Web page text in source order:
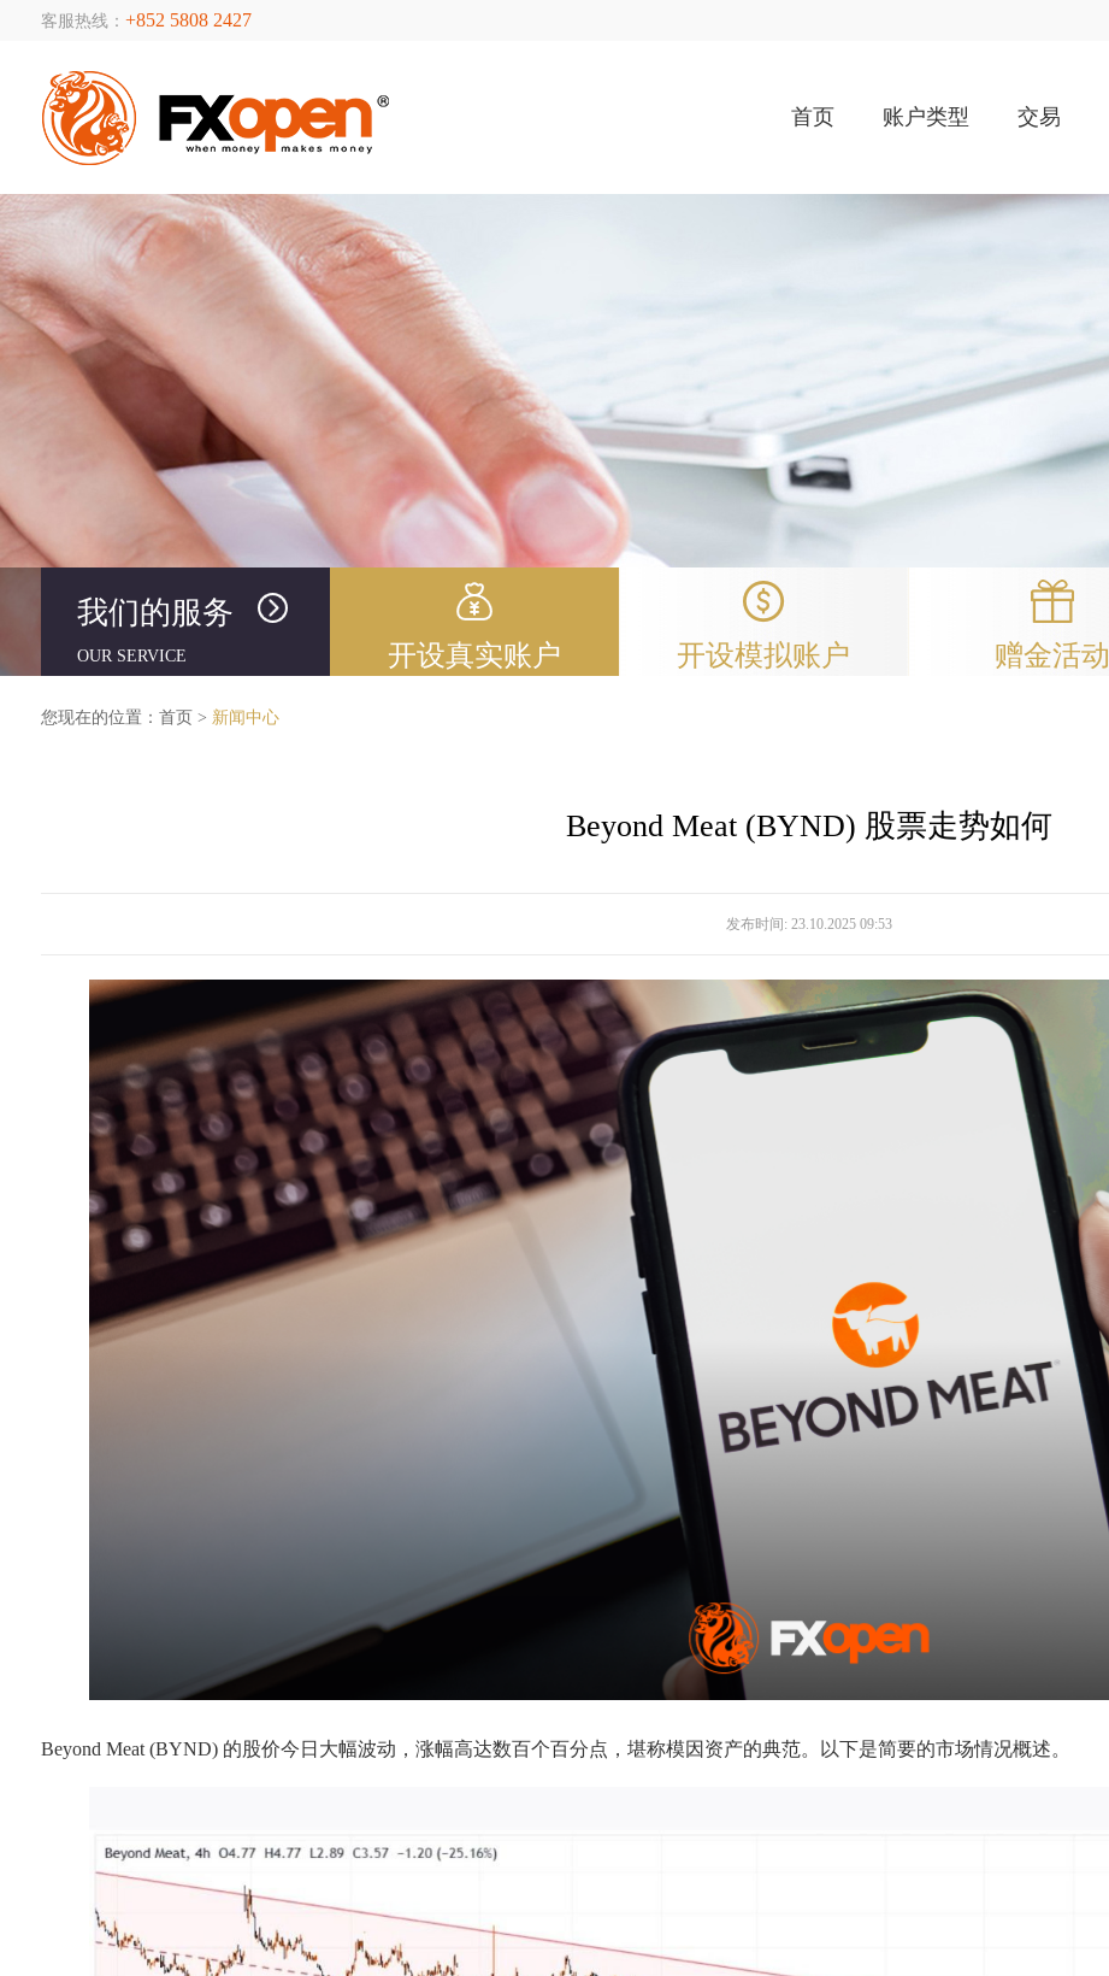
客服热线： +852 5808 2427
首页 账户类型 交易
我们的服务
OUR SERVICE 开设真实账户 开设模拟账户 赠金活动
您现在的位置： 首页 > 新闻中心
Beyond Meat (BYND) 股票走势如何
发布时间: 23.10.2025 09:53
Beyond Meat (BYND) 的股价今日大幅波动，涨幅高达数百个百分点，堪称模因资产的典范。以下是简要的市场情况概述。